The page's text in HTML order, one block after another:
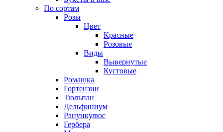
По сортам
Розы
Цвет
Красные
Розовые
Виды
Вывернутые
Кустовые
Ромашка
Гортензии
Тюльпан
Дельфиниум
Ранункулюс
Гербера